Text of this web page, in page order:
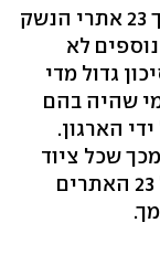
במסמך נכתב כי הצוותים בחנו 21 מתוך 23 אתרי הנשק
לא
גדול מדי
שהיה בהם
הארגון.
שכל ציוד
הייצור והערבוב של הנשק הכימי מכל 23 האתרים